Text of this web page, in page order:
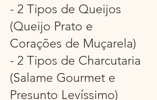
- 2 Tipos de Queijos
(Queijo Prato e
Corações de Muçarela)
- 2 Tipos de Charcutaria
(Salame Gourmet e
Presunto Levíssimo)